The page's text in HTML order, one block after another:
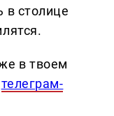
в столице
в твоем
телеграм-